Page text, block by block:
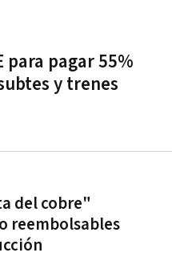
para pagar 55%
y trenes
del cobre"
reembolsables